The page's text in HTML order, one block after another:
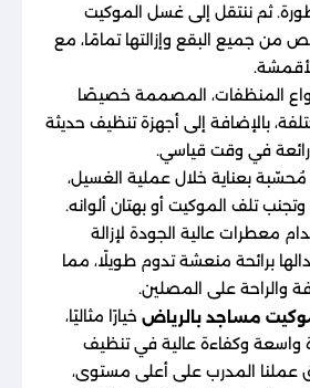
ثم ننتقل إلى غسل الموكيت
من جميع البقع وإزالتها تمامًا، مع
المنظفات، المصممة خصيصًا
بالإضافة إلى أجهزة تنظيف حديثة
رائعة في وقت قياسي.
بعناية خلال عملية الغسيل،
تلف الموكيت أو بهتان ألوانه.
معطرات عالية الجودة لإزالة
برائحة منعشة تدوم طويلًا، مما
والراحة على المصلين.
مساجد بالرياض خيارًا مثاليًا،
واسعة وكفاءة عالية في تنظيف
عملنا المدرب على أعلى مستوى،